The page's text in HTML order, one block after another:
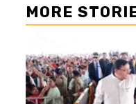
MORE